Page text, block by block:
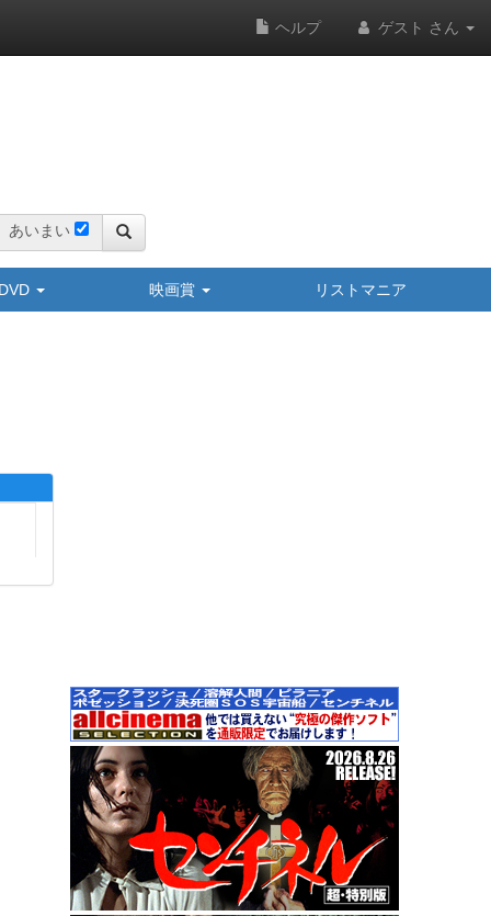
ヘルプ ゲスト さん
あいまい
映画賞 リストマニア